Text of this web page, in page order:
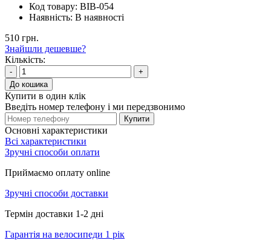
Код товару: BIB-054
Наявність: В наявності
510 грн.
Знайшли дешевше?
Кількість:
-
+
До кошика
Купити в один клік
Введіть номер телефону і ми передзвонимо
Купити
Основні характеристики
Всі характеристики
Зручні способи оплати
Приймаємо оплату online
Зручні способи доставки
Термін доставки 1-2 дні
Гарантія на велосипеди 1 рік